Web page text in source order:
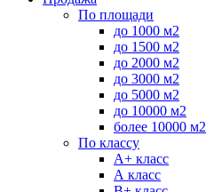
По площади
до 1000 м2
до 1500 м2
до 2000 м2
до 3000 м2
до 5000 м2
до 10000 м2
более 10000 м2
По классу
A+ класс
А класс